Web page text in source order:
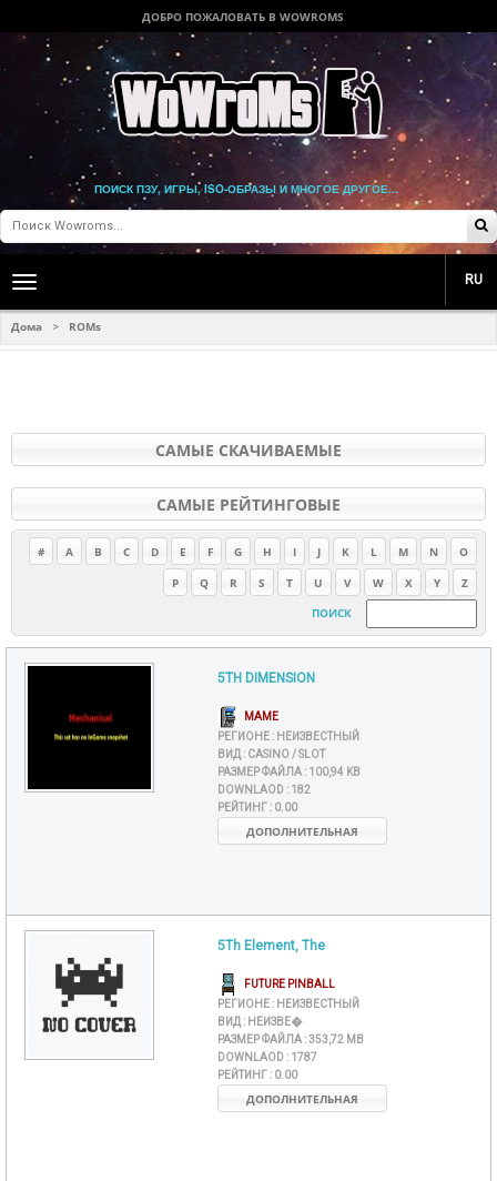
ДОБРО ПОЖАЛОВАТЬ В WOWROMS
ПОИСК ПЗУ, ИГРЫ, ISO-ОБРАЗЫ И МНОГОЕ ДРУГОЕ...
Toggle
navigation
RU
Дома > ROMs
САМЫЕ СКАЧИВАЕМЫЕ
САМЫЕ РЕЙТИНГОВЫЕ
# A B C D E F G H I J K L M N
O
P
Q R S T U V W X Y
Z
ПОИСК
5TH DIMENSION
MAME
РЕГИОНЕ : НЕИЗВЕСТНЫЙ
ВИД : CASINO / SLOT
РАЗМЕР ФАЙЛА : 100,94 KB
DOWNLAOD : 182
РЕЙТИНГ : 0.00
ДОПОЛНИТЕЛЬНАЯ
5Th Element, The
FUTURE PINBALL
РЕГИОНЕ : НЕИЗВЕСТНЫЙ
ВИД : НЕИЗВЕ�
РАЗМЕР ФАЙЛА :353,72 MB
DOWNLAOD : 1787
РЕЙТИНГ : 0.00
ДОПОЛНИТЕЛЬНАЯ